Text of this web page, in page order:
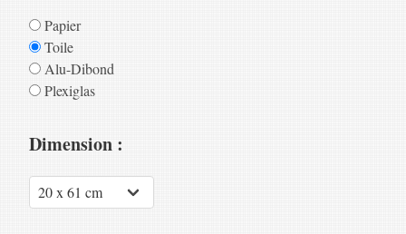
Papier
Toile
Alu-Dibond
Plexiglas
Dimension :